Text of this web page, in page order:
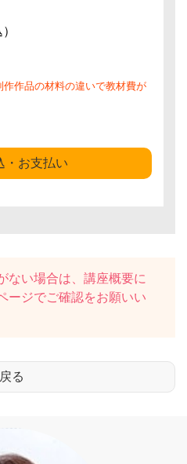
作品の材料の違いで教材費が
・お支払い
ない場合は、講座概要に
ージでご確認をお願いい